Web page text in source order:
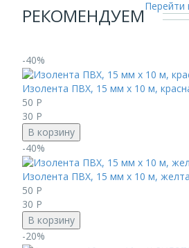
РЕКОМЕНДУЕМПерейти
-40%
Изолента ПВХ, 15 мм х 10 м,
50 Р
30 Р
В корзину
-40%
Изолента ПВХ, 15 мм х 10 м,
50 Р
30 Р
В корзину
-20%